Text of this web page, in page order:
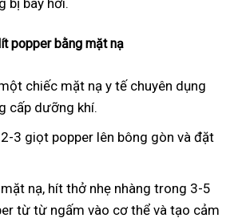
popper bằng mặt nạ
chiếc mặt nạ y tế chuyên dụng
cấp dưỡng khí.
3 giọt popper lên bông gòn và đặt
nạ, hít thở nhẹ nhàng trong 3-5
từ từ ngấm vào cơ thể và tạo cảm